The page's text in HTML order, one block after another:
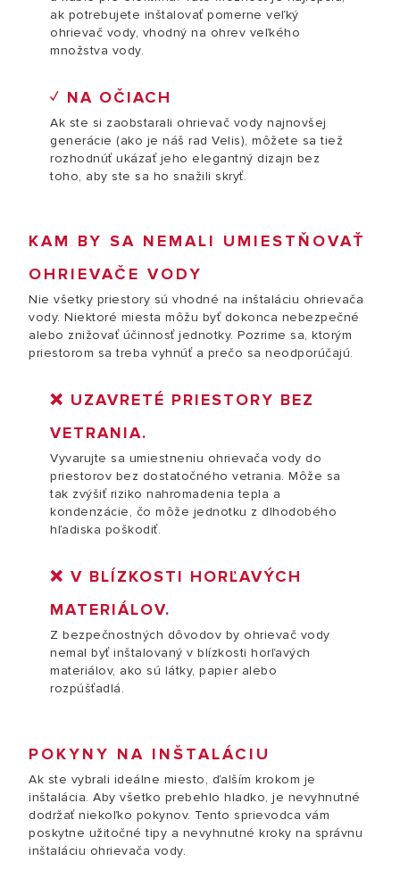
ak potrebujete inštalovať pomerne veľký
ohrievač vody, vhodný na ohrev veľkého
množstva vody.
✓ NA OČIACH
Ak ste si zaobstarali ohrievač vody najnovšej
generácie (ako je náš rad Velis), môžete sa tiež
rozhodnúť ukázať jeho elegantný dizajn bez
toho, aby ste sa ho snažili skryť.
KAM BY SA NEMALI UMIESTŇOVAŤ
OHRIEVAČE VODY
Nie všetky priestory sú vhodné na inštaláciu ohrievača
vody. Niektoré miesta môžu byť dokonca nebezpečné
alebo znižovať účinnosť jednotky. Pozrime sa, ktorým
priestorom sa treba vyhnúť a prečo sa neodporúčajú.
❌ UZAVRETÉ PRIESTORY BEZ
VETRANIA.
Vyvarujte sa umiestneniu ohrievača vody do
priestorov bez dostatočného vetrania. Môže sa
tak zvýšiť riziko nahromadenia tepla a
kondenzácie, čo môže jednotku z dlhodobého
hľadiska poškodiť.
❌ V BLÍZKOSTI HORĽAVÝCH
MATERIÁLOV.
Z bezpečnostných dôvodov by ohrievač vody
nemal byť inštalovaný v blízkosti horľavých
materiálov, ako sú látky, papier alebo
rozpúšťadlá.
POKYNY NA INŠTALÁCIU
Ak ste vybrali ideálne miesto, ďalším krokom je
inštalácia. Aby všetko prebehlo hladko, je nevyhnutné
dodržať niekoľko pokynov. Tento sprievodca vám
poskytne užitočné tipy a nevyhnutné kroky na správnu
inštaláciu ohrievača vody.